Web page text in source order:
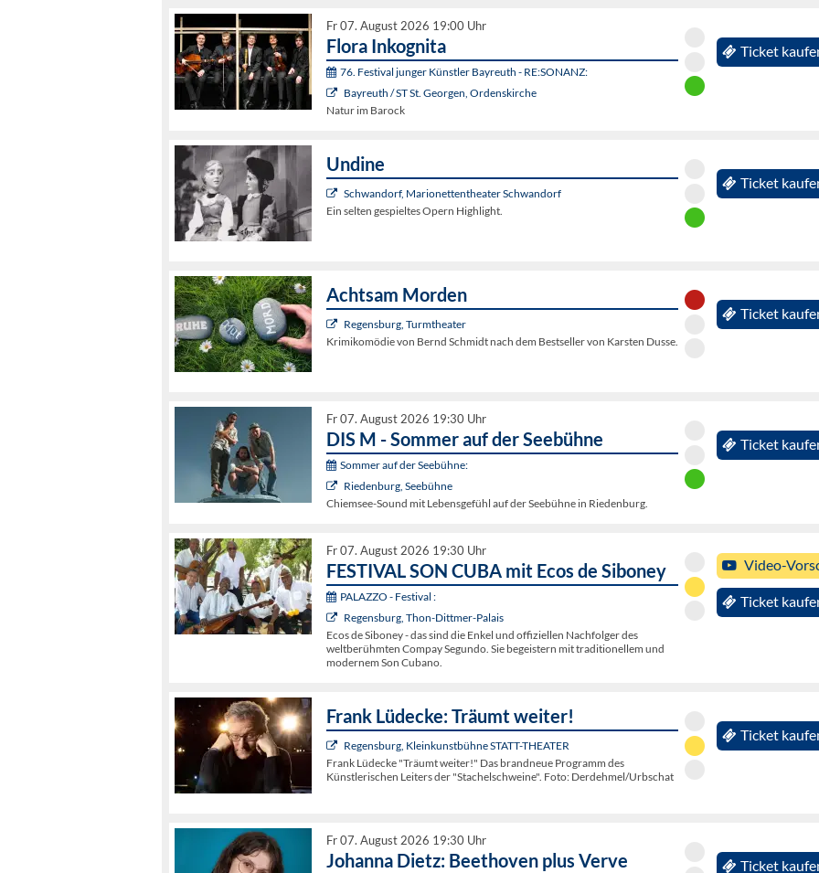
Fr 07. August 2026 19:00 Uhr
Flora Inkognita
76. Festival junger Künstler Bayreuth - RE:SONANZ:
Bayreuth / ST St. Georgen, Ordenskirche
Natur im Barock
Ticket
Undine
Schwandorf, Marionettentheater Schwandorf
Ein selten gespieltes Opern Highlight.
Ticket
Achtsam Morden
Regensburg, Turmtheater
Krimikomödie von Bernd Schmidt nach dem Bestseller von Karsten Dusse.
Ticket
Fr 07. August 2026 19:30 Uhr
DIS M - Sommer auf der Seebühne
Sommer auf der Seebühne:
Riedenburg, Seebühne
Chiemsee-Sound mit Lebensgefühl auf der Seebühne in Riedenburg.
Ticket
Fr 07. August 2026 19:30 Uhr
FESTIVAL SON CUBA mit Ecos de Siboney
PALAZZO - Festival :
Regensburg, Thon-Dittmer-Palais
Ecos de Siboney - das sind die Enkel und offiziellen Nachfolger des
weltberühmten Compay Segundo. Sie begeistern mit traditionellem und
modernem Son Cubano.
Video-
Ticket
Frank Lüdecke: Träumt weiter!
Regensburg, Kleinkunstbühne STATT-THEATER
Frank Lüdecke "Träumt weiter!" Das brandneue Programm des
Künstlerischen Leiters der "Stachelschweine". Foto: Derdehmel/Urbschat
Ticket
Fr 07. August 2026 19:30 Uhr
Johanna Dietz: Beethoven plus Verve Ticket